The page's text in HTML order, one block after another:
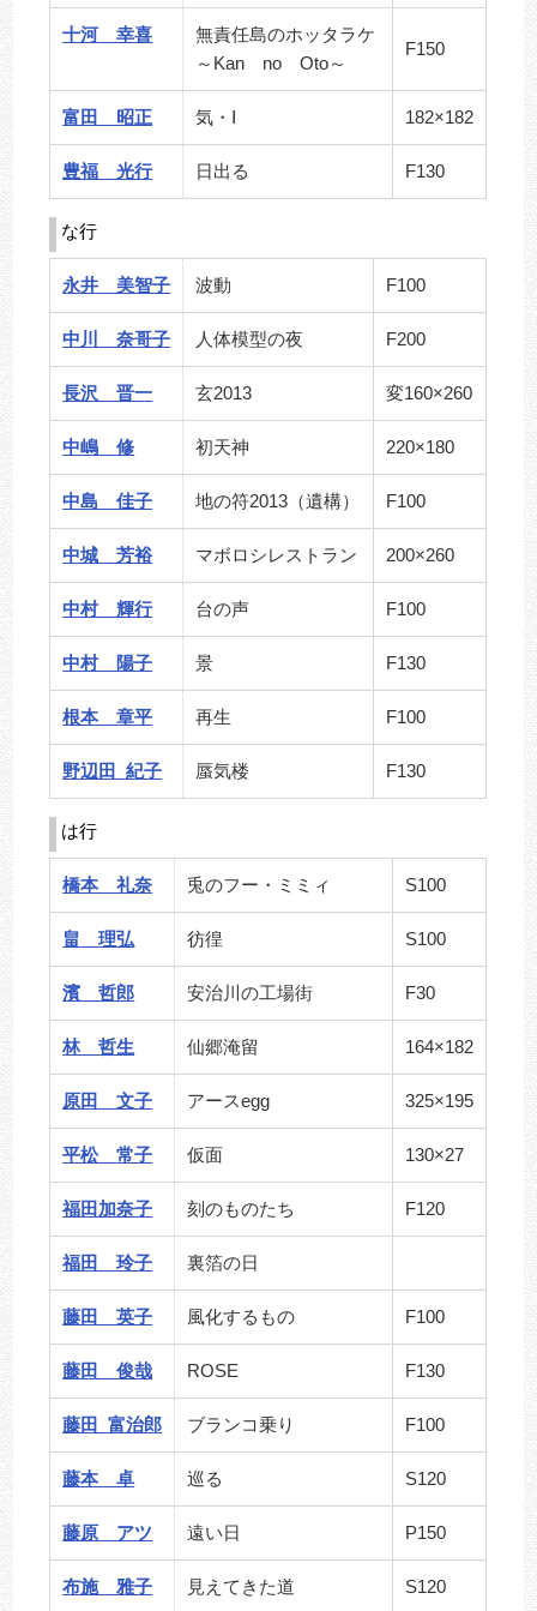
十河 幸喜
無責任島のホッタラケ
～Kan no Oto～
F150
富田 昭正 気・Ⅰ 182×182
豊福 光行 日出る F130
な行
永井 美智子 波動 F100
中川 奈哥子 人体模型の夜 F200
長沢 晋一 玄2013 変160×260
中嶋 修 初天神 220×180
中島 佳子 地の符2013（遺構） F100
中城 芳裕 マボロシレストラン 200×260
中村 輝行 台の声 F100
中村 陽子 景 F130
根本 章平 再生 F100
野辺田 紀子 蜃気楼 F130
は行
橋本 礼奈 兎のフー・ミミィ S100
畠 理弘 彷徨 S100
濱 哲郎 安治川の工場街 F30
林 哲生 仙郷淹留 164×182
原田 文子 アースegg 325×195
平松 常子 仮面 130×27
福田加奈子 刻のものたち F120
福田 玲子 裏箔の日
藤田 英子 風化するもの F100
藤田 俊哉 ROSE F130
藤田 富治郎 ブランコ乗り F100
藤本 卓 巡る S120
藤原 アツ 遠い日 P150
布施 雅子 見えてきた道 S120